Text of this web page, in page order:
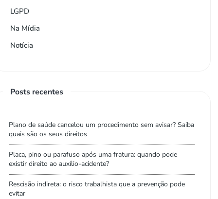
LGPD
Na Mídia
Notícia
Posts recentes
Plano de saúde cancelou um procedimento sem avisar? Saiba
quais são os seus direitos
Placa, pino ou parafuso após uma fratura: quando pode
existir direito ao auxílio-acidente?
Rescisão indireta: o risco trabalhista que a prevenção pode
evitar